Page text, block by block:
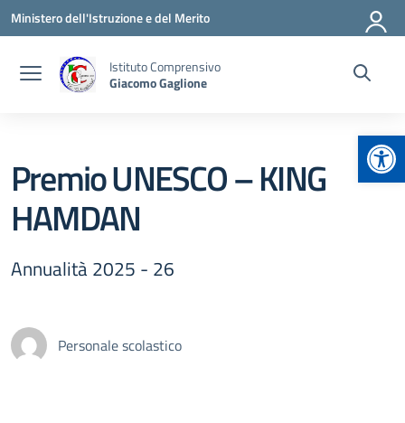
Vai ai contenuti
Vai al menu di navigazione
Vai al footer
Ministero dell'Istruzione e del Merito
Istituto Comprensivo
Giacomo Gaglione
Premio UNESCO – KING
HAMDAN
Annualità 2025 - 26
Personale scolastico